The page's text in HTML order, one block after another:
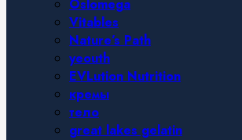
Oslomega
Vitables
Nature’s Path
yeouth
EVLution Nutrition
кремы
тело
great lakes gelatin